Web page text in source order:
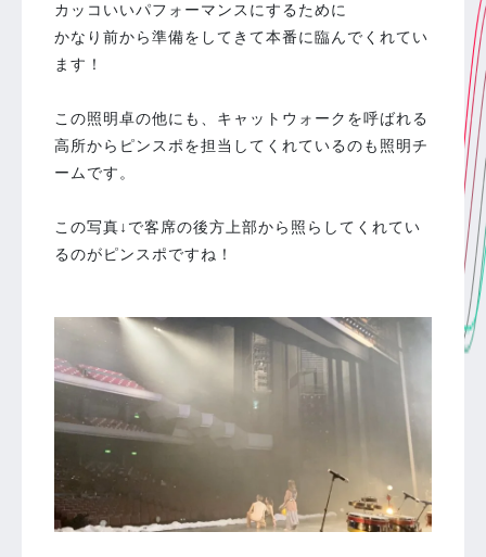
カッコいいパフォーマンスにするために
かなり前から準備をしてきて本番に臨んでくれてい
ます！
この照明卓の他にも、キャットウォークを呼ばれる
高所からピンスポを担当してくれているのも照明チ
ームです。
この写真↓で客席の後方上部から照らしてくれてい
るのがピンスポですね！